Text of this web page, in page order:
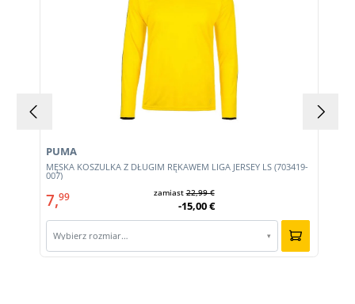
MĘSKA KOSZULKA Z DŁUGIM RĘKAWEM LIGA JERSEY LS (703419-
007)
PUMA
7,99 zamiast22,99 €
-15,00 €
Wybierz rozmiar… ▾